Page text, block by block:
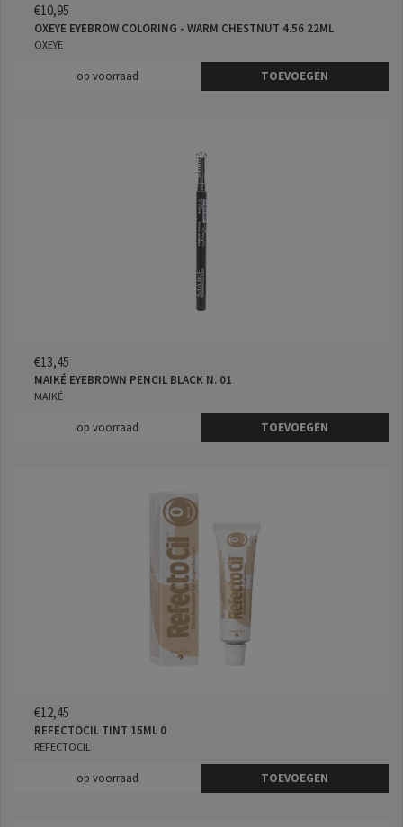
€10,95
OXEYE EYEBROW COLORING - WARM CHESTNUT 4.56 22ML
OXEYE
op voorraad TOEVOEGEN
€13,45
MAIKÉ EYEBROWN PENCIL BLACK N. 01
MAIKÉ
op voorraad TOEVOEGEN
€12,45
REFECTOCIL TINT 15ML 0
REFECTOCIL
op voorraad TOEVOEGEN